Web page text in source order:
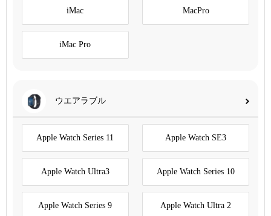
iMac MacPro
iMac Pro
ウエアラブル
Apple Watch Series 11 Apple Watch SE3
Apple Watch Ultra3 Apple Watch Series 10
Apple Watch Series 9 Apple Watch Ultra 2